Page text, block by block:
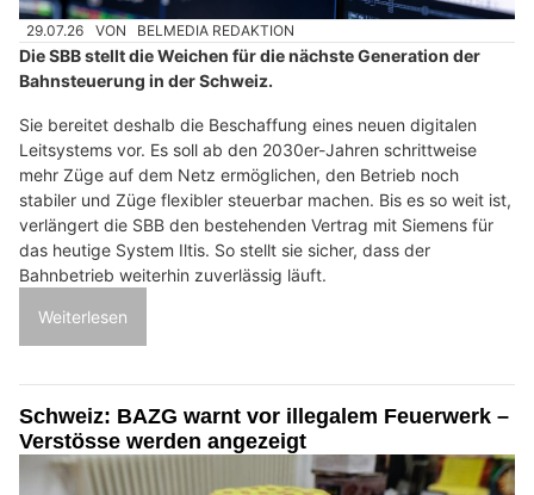
29.07.26 VON BELMEDIA REDAKTION
Die SBB stellt die Weichen für die nächste Generation der
Bahnsteuerung in der Schweiz.
Sie bereitet deshalb die Beschaffung eines neuen digitalen
Leitsystems vor. Es soll ab den 2030er-Jahren schrittweise
mehr Züge auf dem Netz ermöglichen, den Betrieb noch
stabiler und Züge flexibler steuerbar machen. Bis es so weit ist,
verlängert die SBB den bestehenden Vertrag mit Siemens für
das heutige System Iltis. So stellt sie sicher, dass der
Bahnbetrieb weiterhin zuverlässig läuft.
Weiterlesen
Schweiz: BAZG warnt vor illegalem Feuerwerk –
Verstösse werden angezeigt